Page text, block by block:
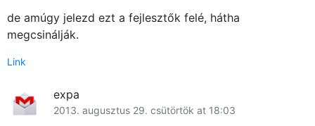
de amúgy jelezd ezt a fejlesztők felé, hátha
megcsinálják.
Link
expa
2013. augusztus 29. csütörtök at 18:03